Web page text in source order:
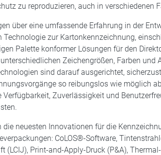
zu reproduzieren, auch in verschiedenen
über eine umfassende Erfahrung in der
Technologie zur Kartonkennzeichnung,
Palette konformer Lösungen für den
Zeichengrößen, Farben und
sind darauf ausgerichtet,
so reibungslos wie möglich
Verfügbarkeit, Zuverlässigkeit und
die neuesten Innovationen für die
CoLOS®-Software,
(LCIJ), Print-and-Apply-Druck (P&A), Thermal-